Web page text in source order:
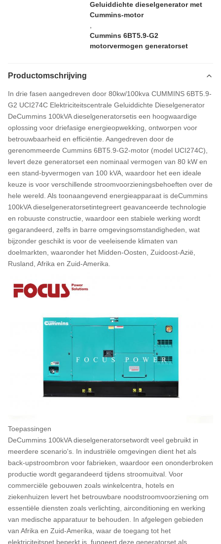
Geluiddichte dieselgenerator met
Cummins-motor
Cummins 6BT5.9-G2
motorvermogen generatorset
Productomschrijving
In drie fasen aangedreven door 80kw/100kva CUMMINS 6BT5.9-
G2 UCI274C Elektriciteitscentrale Geluiddichte Dieselgenerator
DeCummins 100kVA dieselgeneratorsetis een hoogwaardige
oplossing voor driefasige energieopwekking, ontworpen voor
betrouwbaarheid en efficiëntie. Aangedreven door de
gerenommeerde Cummins 6BT5.9-G2-motor (model UCI274C),
levert deze generatorset een nominaal vermogen van 80 kW en
een stand-byvermogen van 100 kVA, waardoor het een ideale
keuze is voor verschillende stroomvoorzieningsbehoeften over de
hele wereld. Als toonaangevend energieapparaat is deCummins
100kVA dieselgeneratorsetintegreert geavanceerde technologie
en robuuste constructie, waardoor een stabiele werking wordt
gegarandeerd, zelfs in barre omgevingsomstandigheden, wat
bijzonder geschikt is voor de veeleisende klimaten van
doelmarkten, waaronder het Midden-Oosten, Zuidoost-Azië,
Rusland, Afrika en Zuid-Amerika.
Toepassingen
DeCummins 100kVA dieselgeneratorsetwordt veel gebruikt in
meerdere scenario's. In industriële omgevingen dient het als
back-upstroombron voor fabrieken, waardoor een ononderbroken
productie wordt gegarandeerd tijdens stroomuitval. Voor
commerciële gebouwen zoals winkelcentra, hotels en
ziekenhuizen levert het betrouwbare noodstroomvoorziening om
essentiële diensten zoals verlichting, airconditioning en werking
van medische apparatuur te behouden. In afgelegen gebieden
van Afrika en Zuid-Amerika, waar de toegang tot het
elektriciteitsnet beperkt is, fungeert deze generatorset als